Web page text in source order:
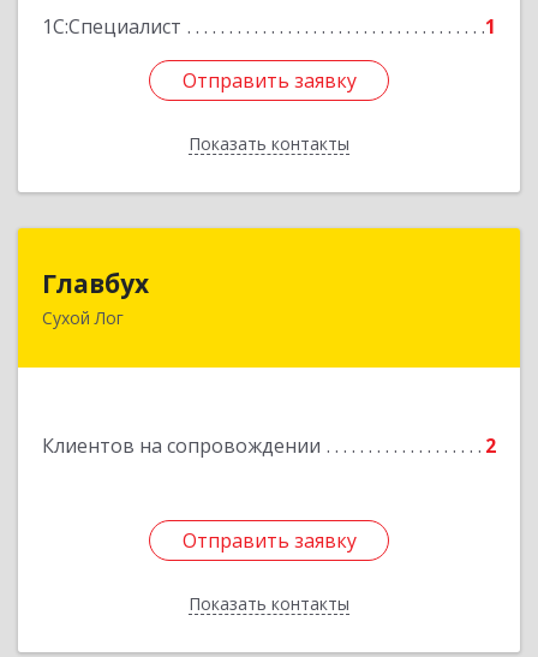
1С:Специалист
1
Отправить заявку
Показать контакты
Отправить заявку
Назад
Главбух
Сухой Лог
Клиентов на сопровождении 2
Отправить заявку
Показать контакты
Отправить заявку
Назад